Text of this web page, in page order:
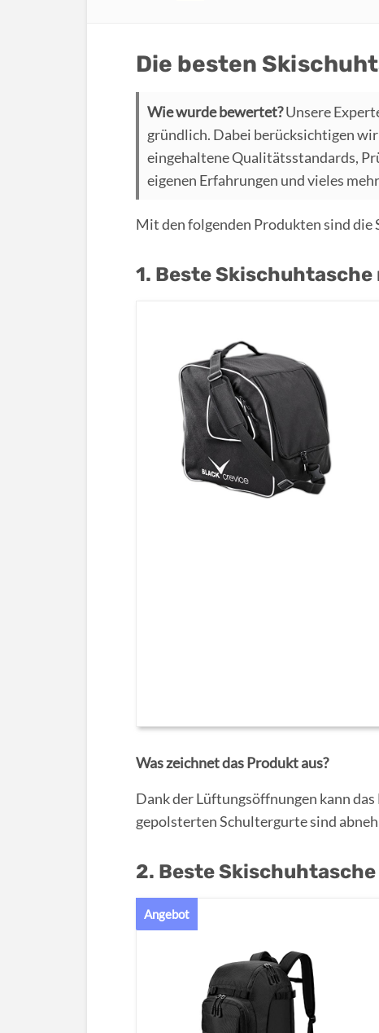
Die besten
Wie wurde bewertet?Unsere
gründlich. Dabei berücksichtigen
eingehaltene Qualitätsstandards,
eigenen Erfahrungen und vieles
Mit den folgenden Produkten sind
1. Beste
Was zeichnet das Produkt aus?
Dank der Lüftungsöffnungen kann
gepolsterten Schultergurte sind
2. Beste
Angebot